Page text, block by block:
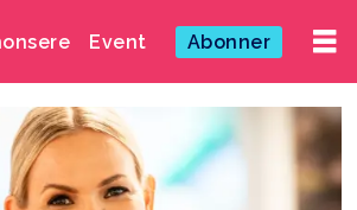
Event Abonner